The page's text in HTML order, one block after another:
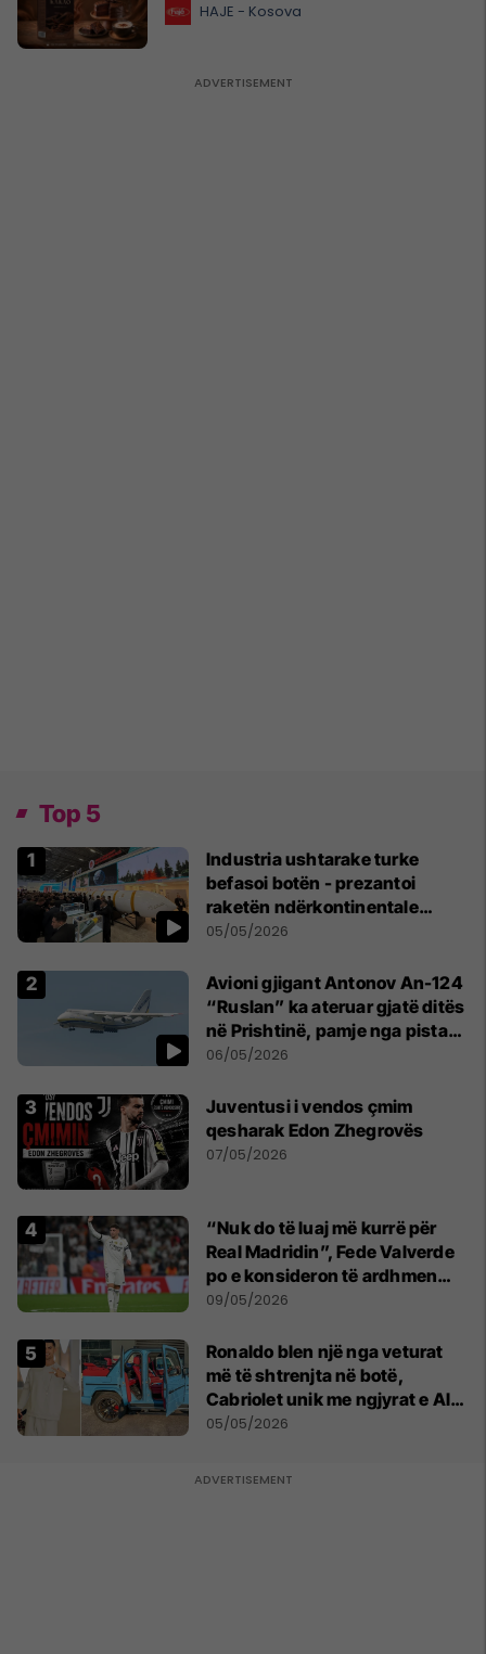
HAJE - Kosova
Top 5
Industria ushtarake turke
befasoi botën - prezantoi
raketën ndërkontinentale
vendase
05/05/2026
Avioni gjigant Antonov An-124
“Ruslan” ka ateruar gjatë ditës
në Prishtinë, pamje nga pista
publikohen edhe në rrjete
06/05/2026
Juventusi i vendos çmim
qesharak Edon Zhegrovës
07/05/2026
“Nuk do të luaj më kurrë për
Real Madridin”, Fede Valverde
po e konsideron të ardhmen
pas sherrit me Tchouamenin
09/05/2026
Ronaldo blen një nga veturat
më të shtrenjta në botë,
Cabriolet unik me ngjyrat e Al
Nassr
05/05/2026